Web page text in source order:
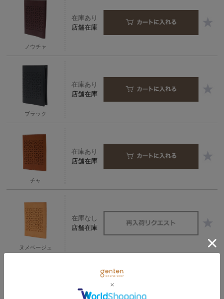
ノウチャ
在庫あり
店舗在庫
ブラック
在庫あり
店舗在庫
チャ
在庫あり
店舗在庫
ヌメベージュ
在庫なし
店舗在庫
店舗在庫